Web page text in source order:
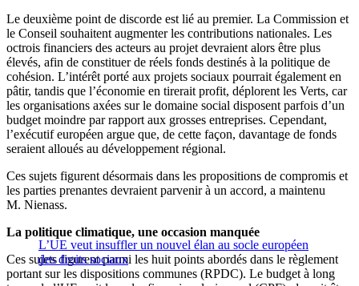
Le deuxième point de discorde est lié au premier. La Commission et
le Conseil souhaitent augmenter les contributions nationales. Les
octrois financiers des acteurs au projet devraient alors être plus
élevés, afin de constituer de réels fonds destinés à la politique de
cohésion. L’intérêt porté aux projets sociaux pourrait également en
pâtir, tandis que l’économie en tirerait profit, déplorent les Verts, car
les organisations axées sur le domaine social disposent parfois d’un
budget moindre par rapport aux grosses entreprises. Cependant,
l’exécutif européen argue que, de cette façon, davantage de fonds
seraient alloués au développement régional.
Ces sujets figurent désormais dans les propositions de compromis et
les parties prenantes devraient parvenir à un accord, a maintenu
M. Nienass.
L’UE veut insuffler un nouvel élan au socle européen
des droits sociaux
La politique climatique, une occasion manquée
Ces sujets figurent parmi les huit points abordés dans le règlement
portant sur les dispositions communes (RPDC). Le budget à long